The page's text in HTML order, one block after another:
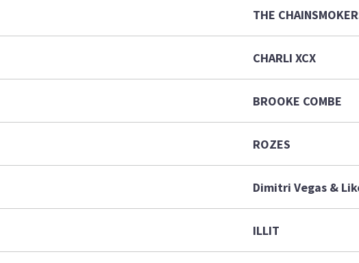
THE
CHARLI XCX
BROOKE COMBE
ROZES
Dimitri Vegas &
ILLIT